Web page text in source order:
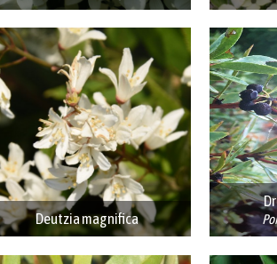
Deutzia magnifica